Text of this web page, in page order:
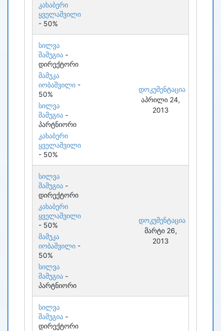
კახაბერი
ყველაშვილი
- 50%
სილვა
შამუგია -
დირექტორი
მამუკა
იობაშვილი -
50%
სილვა
შამუგია -
პარტნიორი
კახაბერი
ყველაშვილი
- 50%
დოკუმენტაცია
აპრილი 24,
2013
სილვა
შამუგია -
დირექტორი
კახაბერი
ყველაშვილი
- 50%
მამუკა
იობაშვილი -
50%
სილვა
შამუგია -
პარტნიორი
დოკუმენტაცია
მარტი 26,
2013
სილვა
შამუგია -
დირექტორი